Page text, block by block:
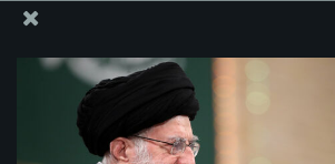
İnqilabın Rəhbəri minlərlə fəhlə və